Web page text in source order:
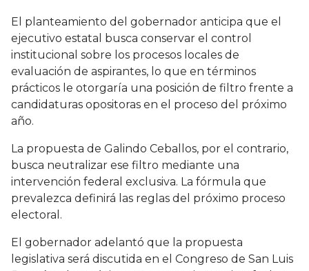
El planteamiento del gobernador anticipa que el
ejecutivo estatal busca conservar el control
institucional sobre los procesos locales de
evaluación de aspirantes, lo que en términos
prácticos le otorgaría una posición de filtro frente a
candidaturas opositoras en el proceso del próximo
año.
La propuesta de Galindo Ceballos, por el contrario,
busca neutralizar ese filtro mediante una
intervención federal exclusiva. La fórmula que
prevalezca definirá las reglas del próximo proceso
electoral.
El gobernador adelantó que la propuesta
legislativa será discutida en el Congreso de San Luis